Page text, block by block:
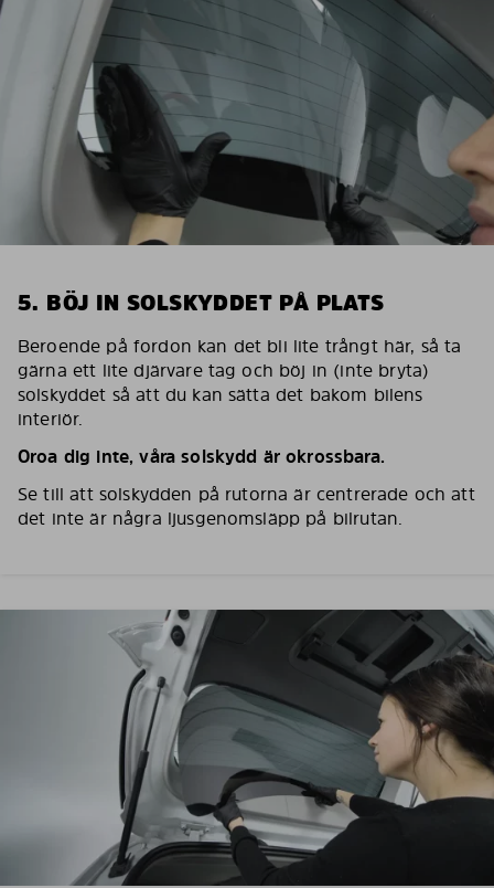
5. BÖJ IN SOLSKYDDET PÅ PLATS
Beroende på fordon kan det bli lite trångt här, så ta
gärna ett lite djärvare tag och böj in (inte bryta)
solskyddet så att du kan sätta det bakom bilens
interiör.
Oroa dig inte, våra solskydd är okrossbara.
Se till att solskydden på rutorna är centrerade och att
det inte är några ljusgenomsläpp på bilrutan.